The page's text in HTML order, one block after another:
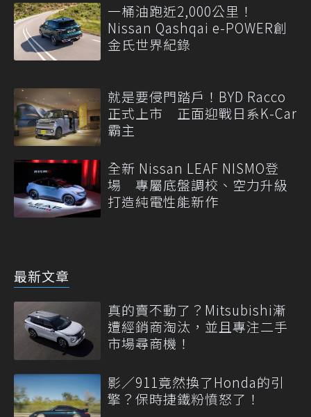
一桶油跑近2,000公里！
Nissan Qashqai e-POWER創
金氏世界紀錄
就是要侵門踏戶！BYD Racco
正式上市 正面迎戰日系K-Car
霸主
全新 Nissan LEAF NISMO登
場 專屬底盤調校、空力升級
打造純電性能新作
最新文章
真的賣不動了？Mitsubishi漸
遭經銷商淘汰，並且專注二手
市場尋商機！
影／911竟然換了Honda的引
擎？保時捷鐵粉憤怒了！